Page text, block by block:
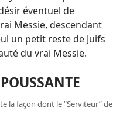
éventuel de
Messie, descendant
un petit reste de Juifs
du vrai Messie.
la façon dont le “Serviteur” de